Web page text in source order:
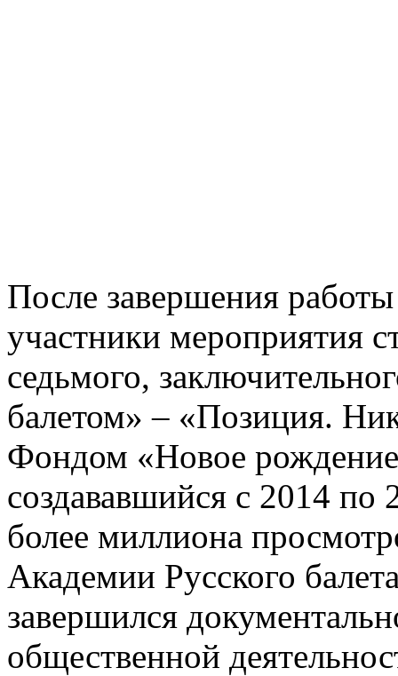
После завершения работы
участники мероприятия
седьмого,
балетом» – «Позиция.
Фондом «Новое
создававшийся с 2014 по
более миллиона
Академии Русского
завершился
общественной